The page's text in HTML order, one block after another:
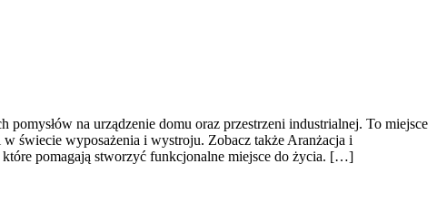
na urządzenie domu oraz przestrzeni industrialnej. To miejsce
świecie wyposażenia i wystroju. Zobacz także Aranżacja i
pomagają stworzyć funkcjonalne miejsce do życia. […]